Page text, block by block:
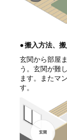
●搬入方法、
玄関から部屋
う。玄関が難
ます。またマ
す。